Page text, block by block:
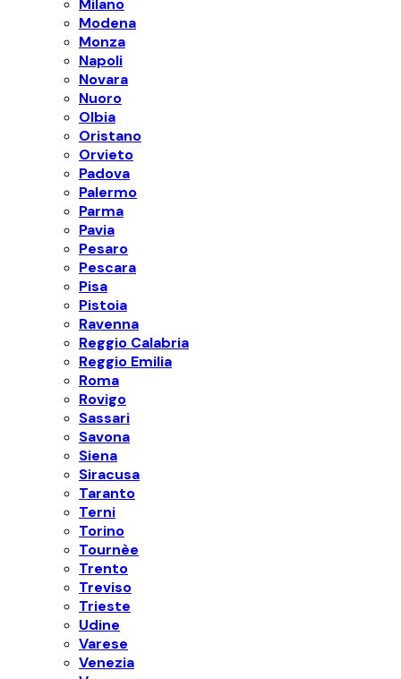
Milano
Modena
Monza
Napoli
Novara
Nuoro
Olbia
Oristano
Orvieto
Padova
Palermo
Parma
Pavia
Pesaro
Pescara
Pisa
Pistoia
Ravenna
Reggio Calabria
Reggio Emilia
Roma
Rovigo
Sassari
Savona
Siena
Siracusa
Taranto
Terni
Torino
Tournèe
Trento
Treviso
Trieste
Udine
Varese
Venezia